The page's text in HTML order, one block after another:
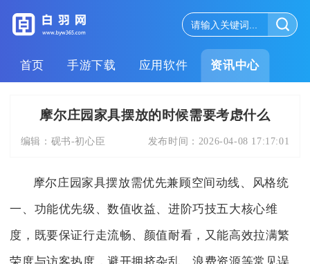
首页 手游下载 应用软件 资讯中心
摩尔庄园家具摆放的时候需要考虑什么
编辑： 砚书-初心臣 发布时间： 2026-04-08 17:17:01
摩尔庄园家具摆放需优先兼顾空间动线、风格统
一、功能优先级、数值收益、进阶巧技五大核心维
度，既要保证行走流畅、颜值耐看，又能高效拉满繁